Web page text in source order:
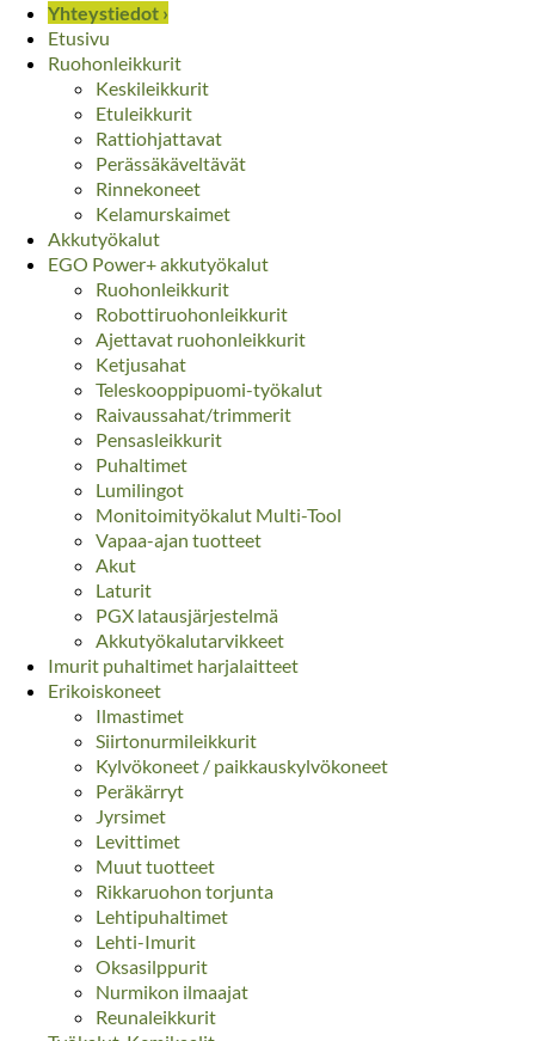
Yhteystiedot ›
Etusivu
Ruohonleikkurit
Keskileikkurit
Etuleikkurit
Rattiohjattavat
Perässäkäveltävät
Rinnekoneet
Kelamurskaimet
Akkutyökalut
EGO Power+ akkutyökalut
Ruohonleikkurit
Robottiruohonleikkurit
Ajettavat ruohonleikkurit
Ketjusahat
Teleskooppipuomi-työkalut
Raivaussahat/trimmerit
Pensasleikkurit
Puhaltimet
Lumilingot
Monitoimityökalut Multi-Tool
Vapaa-ajan tuotteet
Akut
Laturit
PGX latausjärjestelmä
Akkutyökalutarvikkeet
Imurit puhaltimet harjalaitteet
Erikoiskoneet
Ilmastimet
Siirtonurmileikkurit
Kylvökoneet / paikkauskylvökoneet
Peräkärryt
Jyrsimet
Levittimet
Muut tuotteet
Rikkaruohon torjunta
Lehtipuhaltimet
Lehti-Imurit
Oksasilppurit
Nurmikon ilmaajat
Reunaleikkurit